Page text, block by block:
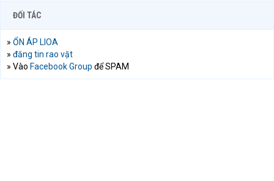
ĐỐI TÁC
» ỔN ÁP LIOA
» đăng tin rao vặt
» Vào Facebook Group để SPAM